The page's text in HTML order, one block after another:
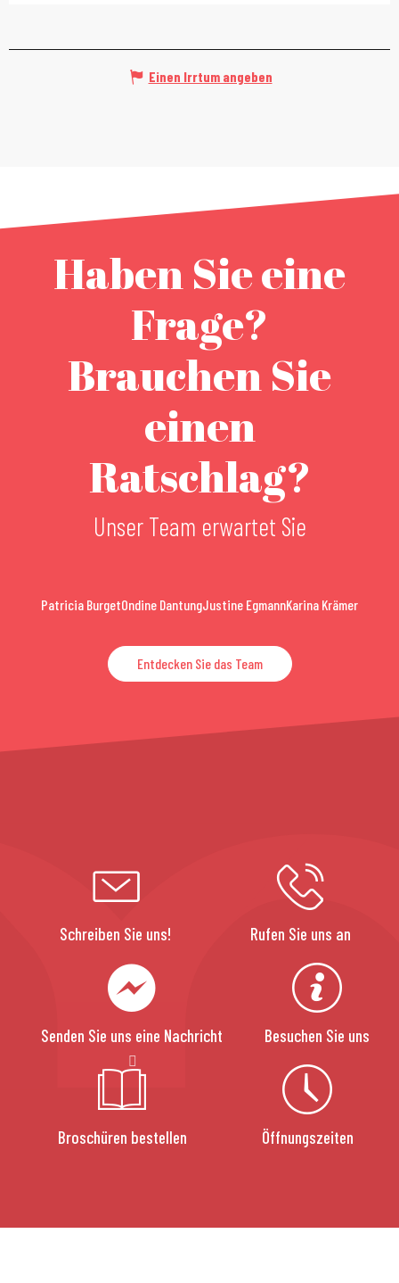
Einen Irrtum angeben
Haben Sie eine
Frage?
Brauchen Sie
einen
Ratschlag?
Unser Team erwartet Sie
Patricia BurgetOndine DantungJustine EgmannKarina Krämer
Entdecken Sie das Team
Schreiben Sie uns! Rufen Sie uns an
Senden Sie uns eine Nachricht Besuchen Sie uns
Broschüren bestellen Öffnungszeiten